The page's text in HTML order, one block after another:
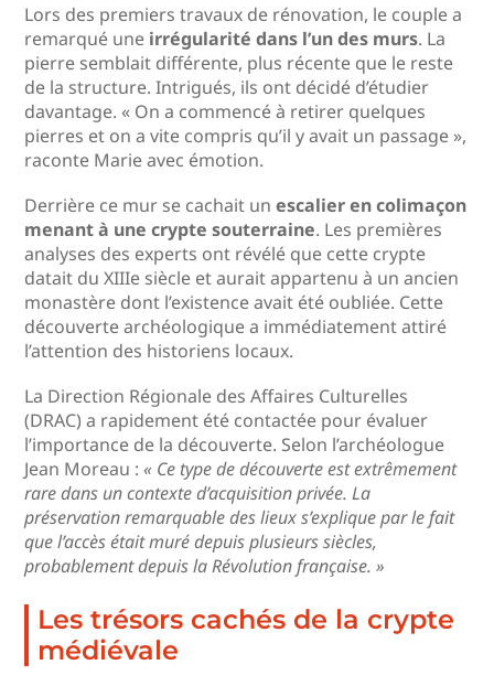
Lors des premiers travaux de rénovation, le couple a
remarqué une irrégularité dans l’un des murs. La
pierre semblait différente, plus récente que le reste
de la structure. Intrigués, ils ont décidé d’étudier
davantage. « On a commencé à retirer quelques
pierres et on a vite compris qu’il y avait un passage »,
raconte Marie avec émotion.
Derrière ce mur se cachait unescalier en colimaçon
menant à une crypte souterraine. Les premières
analyses des experts ont révélé que cette crypte
datait du XIIIe siècle et aurait appartenu à un ancien
monastère dont l’existence avait été oubliée. Cette
découverte archéologique a immédiatement attiré
l’attention des historiens locaux.
La Direction Régionale des Affaires Culturelles
(DRAC) a rapidement été contactée pour évaluer
l’importance de la découverte. Selon l’archéologue
Jean Moreau :« Ce type de découverte est extrêmement
rare dans un contexte d’acquisition privée. La
préservation remarquable des lieux s’explique par le fait
que l’accès était muré depuis plusieurs siècles,
probablement depuis la Révolution française. »
Les trésors cachés de la crypte
médiévale